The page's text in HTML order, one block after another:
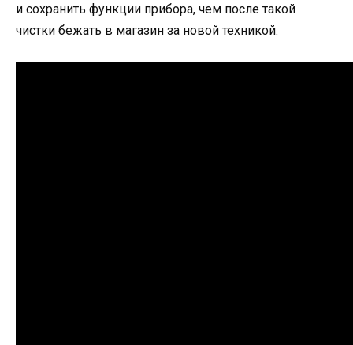
и сохранить функции прибора, чем после такой
чистки бежать в магазин за новой техникой.